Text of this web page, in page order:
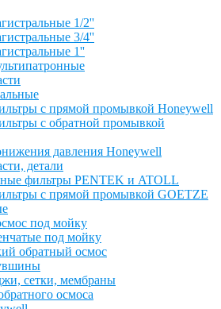
1/2''
3/4''
1''
с прямой промывкой Honeywell
с обратной промывкой
давления Honeywell
детали
фильтры PENTEK и ATOLL
с прямой промывкой GOETZE
под мойку
под мойку
обратный осмос
сетки, мембраны
осмоса